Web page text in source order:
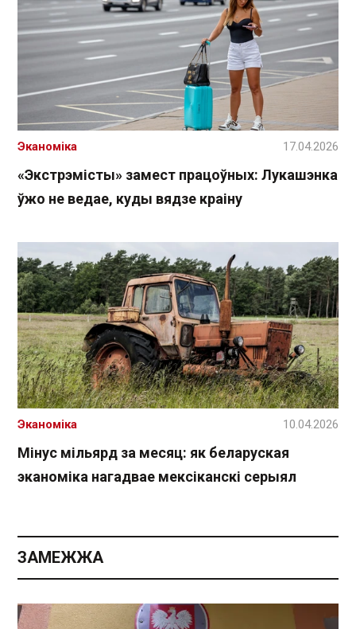
«Экстрэмісты» замест працоўных: Лукашэнка
ўжо не ведае, куды вядзе краіну
Эканоміка 17.04.2026
Мінус мільярд за месяц: як беларуская
эканоміка нагадвае мексіканскі серыял
Эканоміка 10.04.2026
ЗАМЕЖЖА